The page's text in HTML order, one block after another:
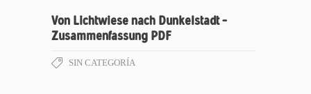
Von Lichtwiese nach Dunkelstadt –
Zusammenfassung PDF
SIN CATEGORÍA